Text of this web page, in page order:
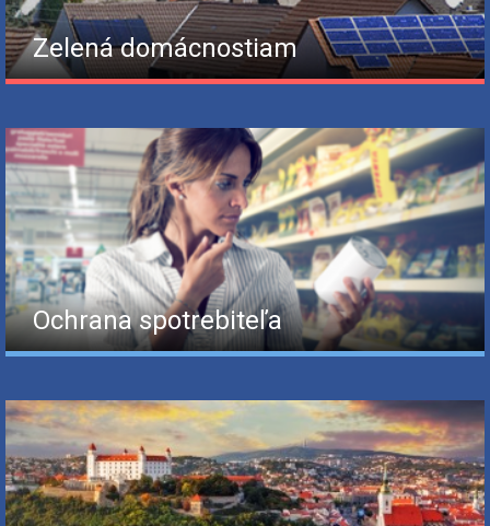
Zelená domácnostiam
Ochrana spotrebiteľa